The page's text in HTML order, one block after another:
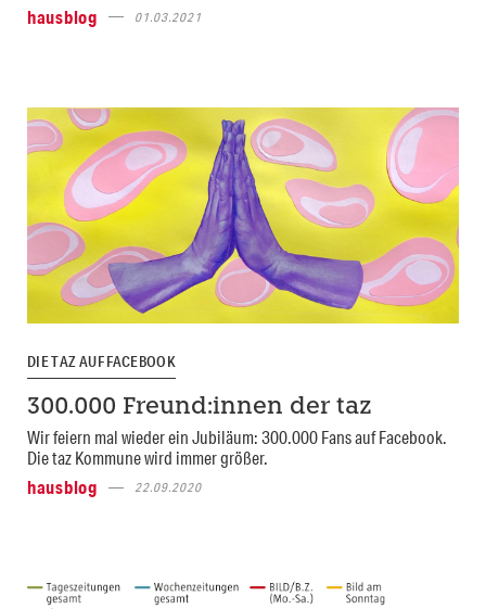
hausblog
01.03.2021
DIE TAZ AUF FACEBOOK
300.000 Freund:innen der taz
Wir feiern mal wieder ein Jubiläum: 300.000 Fans auf Facebook.
Die taz Kommune wird immer größer.
hausblog
22.09.2020